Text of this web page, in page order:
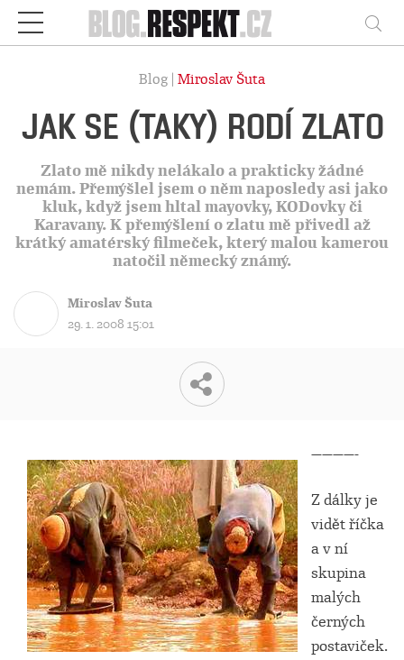
Respekt
Blog | Miroslav Šuta
JAK SE (TAKY) RODÍ ZLATO
Zlato mě nikdy nelákalo a prakticky žádné
nemám. Přemýšlel jsem o něm naposledy asi jako
kluk, když jsem hltal mayovky, KODovky či
Karavany. K přemýšlení o zlatu mě přivedl až
krátký amatérský filmeček, který malou kamerou
natočil německý známý.
Miroslav Šuta
29. 1. 2008 15:01
————-
Z dálky je
vidět říčka
a v ní
skupina
malých
černých
postaviček.